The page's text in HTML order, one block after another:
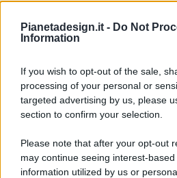
Pianetadesign.it - Do Not
Information
If you wish to opt-out of the sale,
processing of your personal or
targeted advertising by us, please
section to confirm your selection.
Please note that after your opt-out
may continue seeing interest-
information utilized by us or
© 2026 - Pianeta Design - P.IVA
Registrata Al Tribunale Di Nocera
ISCRIZIONE AL ROC N. 35792
(ASSOCIAZIONE